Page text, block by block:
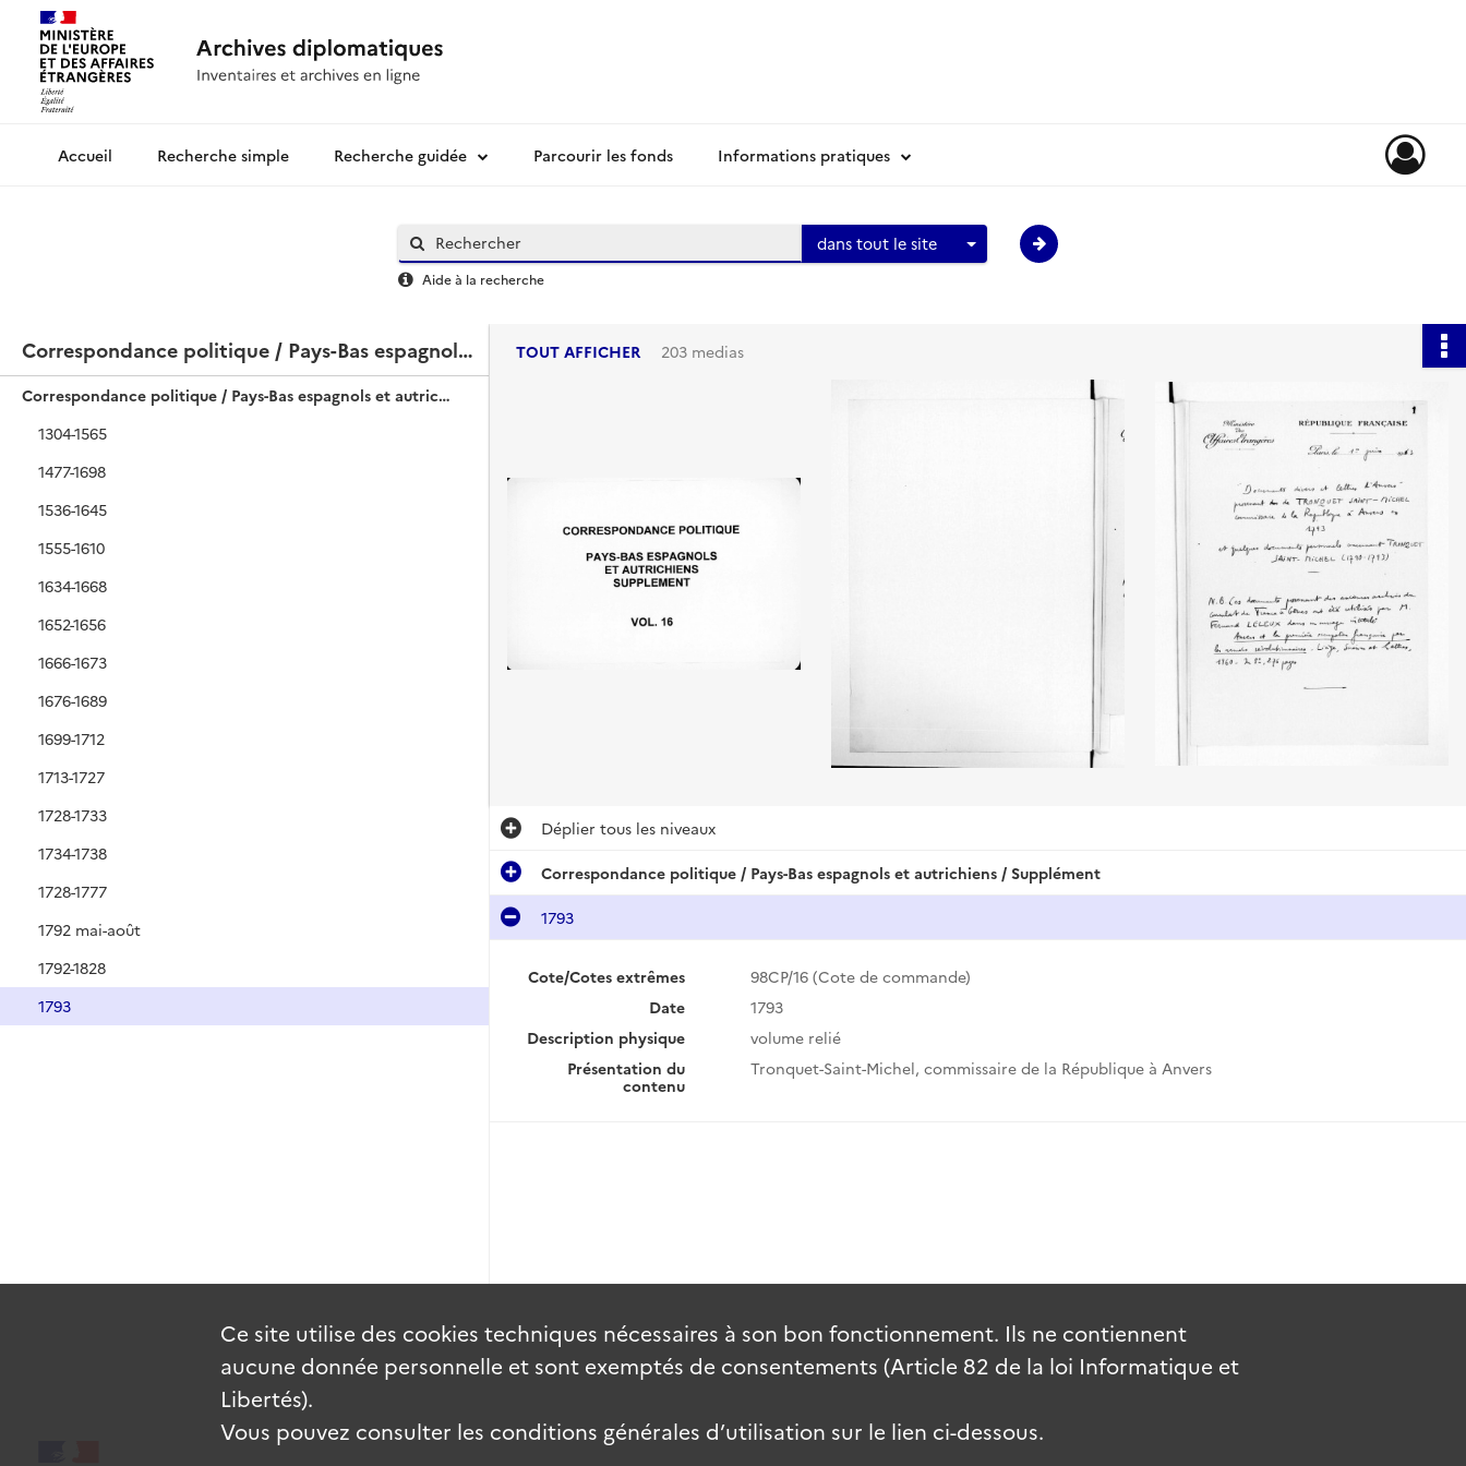
Archives diplomatiquesRecherche simple Recherche guidée Parcourir les fonds Informations pratiques
dans tout le site
Aide à la recherche
Correspondance politique / Pays-Bas espagnols et autrichiens / Supplément
Correspondance politique / Pays-Bas espagnols et autrichiens / Supplément
1304-1565
1477-1698
1536-1645
1555-1610
1634-1668
1652-1656
1666-1673
1676-1689
1699-1712
1713-1727
1728-1733
1734-1738
1728-1777
1792 mai-août
1792-1828
1793
TOUT AFFICHER 203 medias
Déplier tous les niveaux
Correspondance politique / Pays-Bas espagnols et autrichiens / Supplément
1793
Cote/Cotes extrêmes
98CP/16 (Cote de commande)
Date
1793
Description physique
volume relié
Présentation du
contenu
Tronquet-Saint-Michel, commissaire de la République à Anvers
Ce site utilise des cookies techniques nécessaires à son bon fonctionnement. Ils ne contiennent
aucune donnée personnelle et sont exemptés de consentements (Article 82 de la loi Informatique et
Libertés).
Vous pouvez consulter les conditions générales d’utilisation sur le lien ci-dessous.